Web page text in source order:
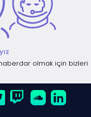
olmak için bizleri